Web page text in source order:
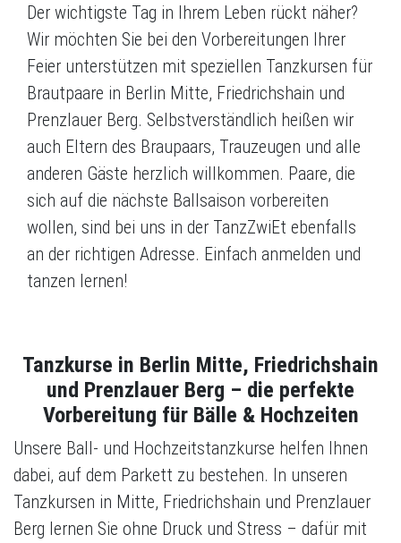
Der wichtigste Tag in Ihrem Leben rückt näher?
Wir möchten Sie bei den Vorbereitungen Ihrer
Feier unterstützen mit speziellen Tanzkursen für
Brautpaare in Berlin Mitte, Friedrichshain und
Prenzlauer Berg. Selbstverständlich heißen wir
auch Eltern des Braupaars, Trauzeugen und alle
anderen Gäste herzlich willkommen. Paare, die
sich auf die nächste Ballsaison vorbereiten
wollen, sind bei uns in der TanzZwiEt ebenfalls
an der richtigen Adresse. Einfach anmelden und
tanzen lernen!
Tanzkurse in Berlin Mitte, Friedrichshain
und Prenzlauer Berg – die perfekte
Vorbereitung für Bälle & Hochzeiten
Unsere Ball- und Hochzeitstanzkurse helfen Ihnen
dabei, auf dem Parkett zu bestehen. In unseren
Tanzkursen in Mitte, Friedrichshain und Prenzlauer
Berg lernen Sie ohne Druck und Stress – dafür mit